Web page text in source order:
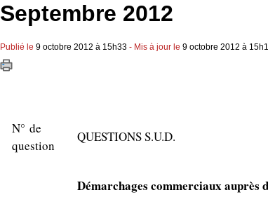
Septembre 2012
Publié le 9 octobre 2012 à 15h33 - Mis à jour le 9 octobre 2012 à
N° de
question
QUESTIONS S.U.D.
Démarchages commerciaux auprès